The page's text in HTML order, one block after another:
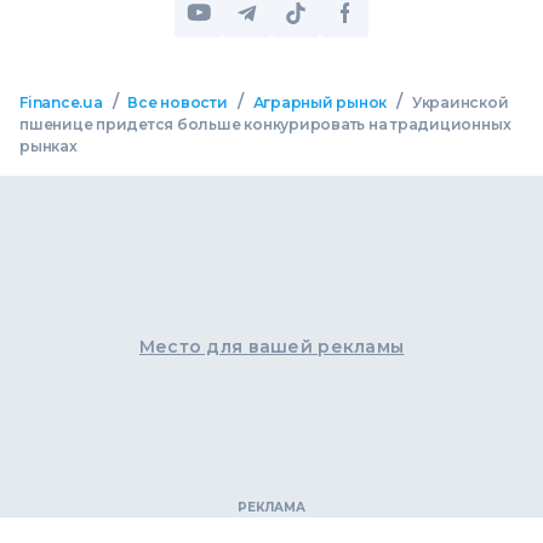
Finance.ua / Все новости / Аграрный рынок / Украинской
пшенице придется больше конкурировать на традиционных
рынках
Место для вашей рекламы